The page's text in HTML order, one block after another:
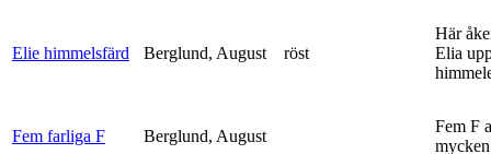
Elie himmelsfärd Berglund, August röst
Här
Elia
Fem farliga F Berglund, August
Fem F